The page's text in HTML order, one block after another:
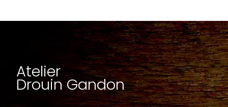
Atelier
Drouin Gandon